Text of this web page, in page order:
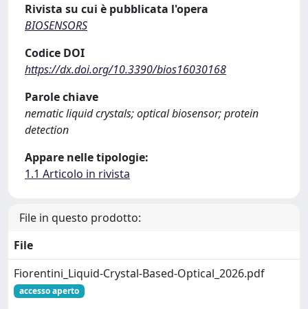
Rivista su cui è pubblicata l'opera
BIOSENSORS
Codice DOI
https://dx.doi.org/10.3390/bios16030168
Parole chiave
nematic liquid crystals; optical biosensor; protein
detection
Appare nelle tipologie:
1.1 Articolo in rivista
File in questo prodotto:
File
Fiorentini_Liquid-Crystal-Based-Optical_2026.pdf
accesso aperto